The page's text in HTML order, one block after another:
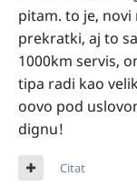
pitam. to je,
prekratki, aj to
1000km servis,
tipa radi kao
oovo pod
dignu!
Citat